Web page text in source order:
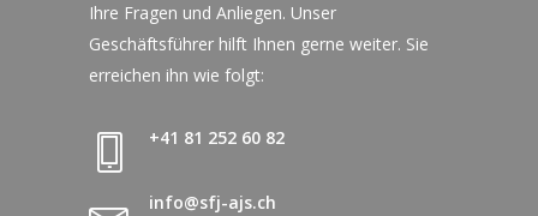
Ihre Fragen und Anliegen. Unser
Geschäftsführer hilft Ihnen gerne weiter. Sie
erreichen ihn wie folgt:
+41 81 252 60 82
info@sfj-ajs.ch